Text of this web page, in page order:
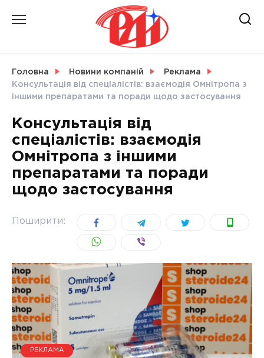
СВІТ
УКРАЇНА
Головна Новини компаній
Реклама
Консультація від спеціалістів: взаємодія Омнітропа з
іншими препаратами та поради щодо застосування
Консультація від
спеціалістів: взаємодія
Омнітропа з іншими
препаратами та поради
щодо застосування
Поширити:
РЕКЛАМА